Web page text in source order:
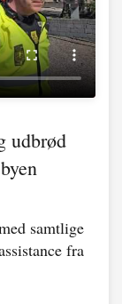
udbrød
samtlige
fra